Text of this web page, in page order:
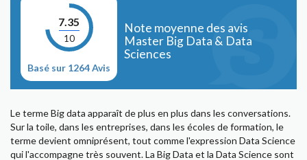
7.35
10
Basé sur 1264 Avis
Note moyenne des avis
Master Big Data & Data
Sciences
Le terme Big data apparaît de plus en plus dans les conversations.
Sur la toile, dans les entreprises, dans les écoles de formation, le
terme devient omniprésent, tout comme l'expression Data Science
qui l'accompagne très souvent. La Big Data et la Data Science sont